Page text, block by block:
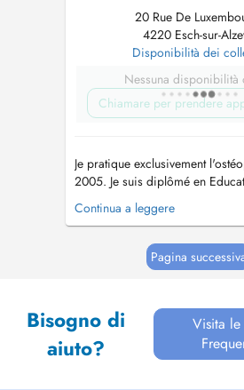
20 Rue De
4220 Esch-sur-
Disponibilità dei
Nessuna disponibilità
Chiamare per prendere
Je pratique exclusivement
2005. Je suis diplômé en
en kinéthérapie et en
séance, toutes les sphères
neurologique et musculo-
techniques (fonctionnelles e...
Continua a leggere
Pagina
Bisogno di
aiuto?
Visita le